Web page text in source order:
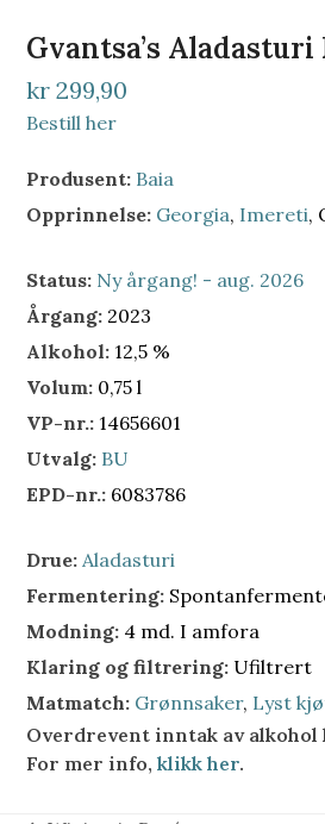
Gvantsa’s Aladasturi
kr 299,90
Bestill her
Produsent: Baia
Opprinnelse: Georgia, Imereti,
Status: Ny årgang! - aug. 2026
Årgang: 2023
Alkohol: 12,5 %
Volum: 0,75 l
VP-nr.: 14656601
Utvalg: BU
EPD-nr.: 6083786
Drue:Aladasturi
Fermentering:
Modning: 4 md. I amfora
Klaring og filtrering: Ufiltrert
Matmatch: Grønnsaker, Lyst
Overdrevent inntak av alkohol
For mer info,klikk her.